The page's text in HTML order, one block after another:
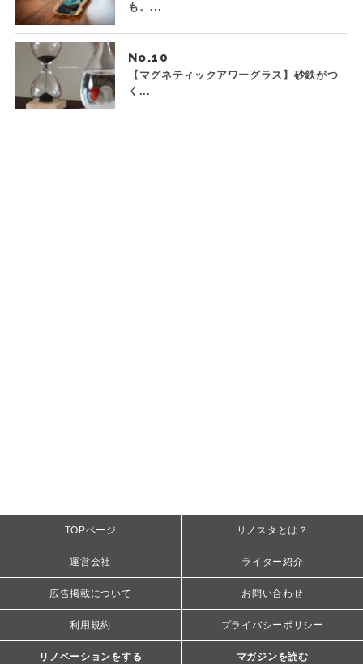
も。...
No.
【マグネティックアワーグラス】砂鉄がつ
く...
TOPページ リノスタとは？
運営会社 ライター紹介
広告掲載について お問い合わせ
利用規約 プライバシーポリシー
リノベーションをする マガジンを読む